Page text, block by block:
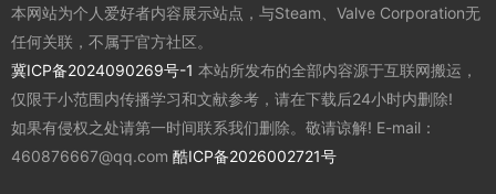
本网站为个人爱好者内容展示站点，与Steam、Valve Corporation无
任何关联，不属于官方社区。
冀ICP备2024090269号-1 本站所发布的全部内容源于互联网搬运，
仅限于小范围内传播学习和文献参考，请在下载后24小时内删除!
如果有侵权之处请第一时间联系我们删除。敬请谅解! E-mail：
460876667@qq.com 酷ICP备2026002721号